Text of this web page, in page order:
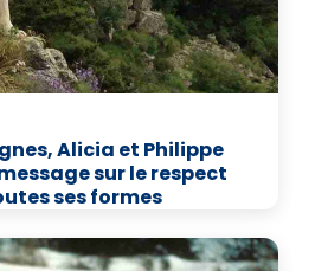
Alicia et Philippe
sur le respect
ses formes